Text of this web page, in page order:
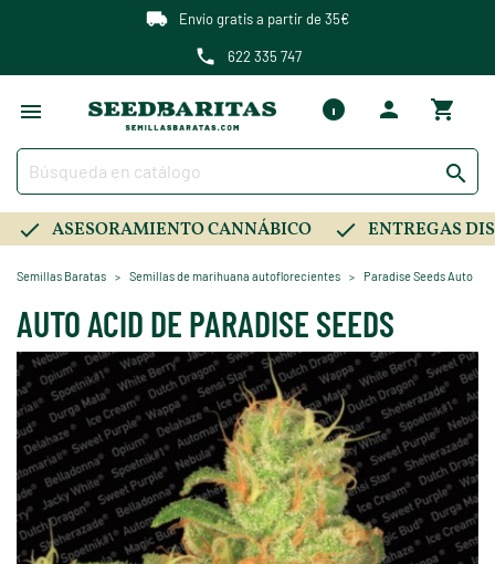
Envío gratis a partir de 35€
622 335 747

ASESORAMIENTO CANNÁBICO ENTREGAS
Semillas Baratas Semillas de marihuana autoflorecientes Paradise Seeds Auto
AUTO ACID DE PARADISE SEEDS